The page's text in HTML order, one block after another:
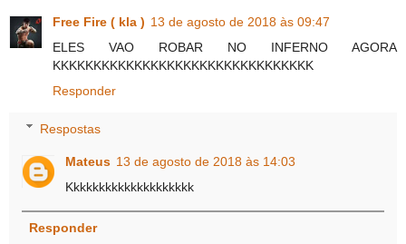
Free Fire ( kla ) 13 de agosto de 2018 às 09:47
ELES VAO ROBAR NO INFERNO AGORA
KKKKKKKKKKKKKKKKKKKKKKKKKKKKKKKK
Responder
Respostas
Mateus 13 de agosto de 2018 às 14:03
Kkkkkkkkkkkkkkkkkkkk
Responder